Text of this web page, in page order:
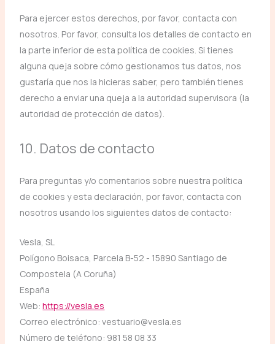
Para ejercer estos derechos, por favor, contacta con
nosotros. Por favor, consulta los detalles de contacto en
la parte inferior de esta política de cookies. Si tienes
alguna queja sobre cómo gestionamos tus datos, nos
gustaría que nos la hicieras saber, pero también tienes
derecho a enviar una queja a la autoridad supervisora (la
autoridad de protección de datos).
10. Datos de contacto
Para preguntas y/o comentarios sobre nuestra política
de cookies y esta declaración, por favor, contacta con
nosotros usando los siguientes datos de contacto:
Vesla, SL
Polígono Boisaca, Parcela B-52 - 15890 Santiago de
Compostela (A Coruña)
España
Web:https://vesla.es
Correo electrónico:vestuario@vesla.es
Número de teléfono: 981 58 08 33